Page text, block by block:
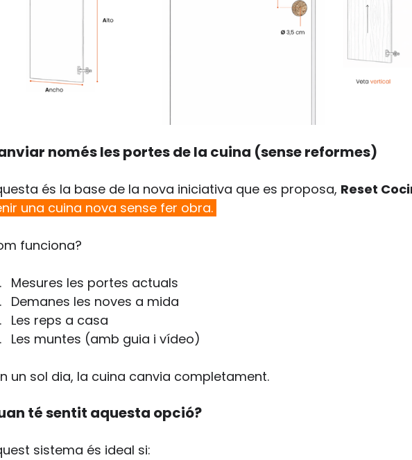
només les portes de la cuina (sense reformes)
és la base de la nova iniciativa que es proposa, Reset
una cuina nova sense fer obra.
funciona?
Mesures les portes actuals
Demanes les noves a mida
Les reps a casa
Les muntes (amb guia i vídeo)
un sol dia, la cuina canvia completament.
té sentit aquesta opció?
sistema és ideal si: